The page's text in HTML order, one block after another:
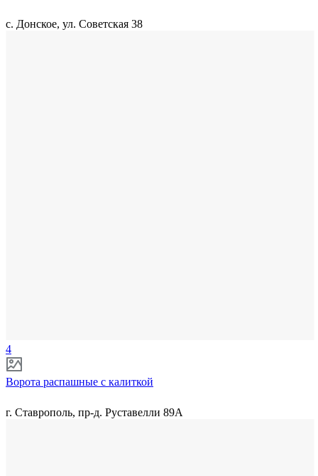
с. Донское, ул. Советская 38
4
Ворота распашные с калиткой
г. Ставрополь, пр-д. Руставелли 89А